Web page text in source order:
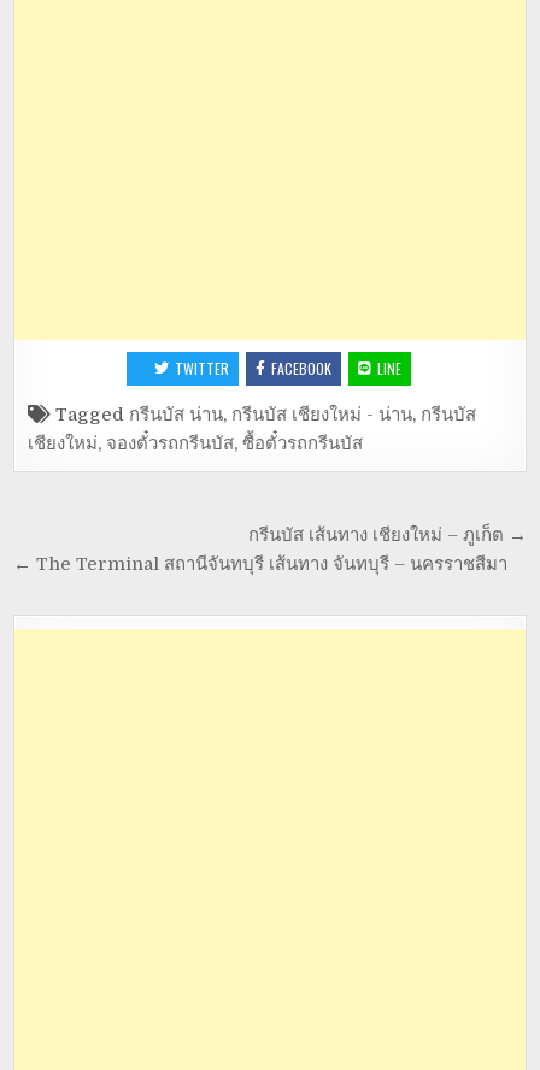
TWITTER FACEBOOK LINE
Tagged กรีนบัส น่าน, กรีนบัส เชียงใหม่ - น่าน, กรีนบัส
เชียงใหม่, จองตั๋วรถกรีนบัส,ซื้อตั๋วรถกรีนบัส
กรีนบัส เส้นทาง เชียงใหม่ – ภูเก็ต →
← The Terminal สถานีจันทบุรี เส้นทาง จันทบุรี – นครราชสีมา